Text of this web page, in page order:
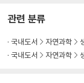
관련 분류
국내도서 자연과학
국내도서
자연과학